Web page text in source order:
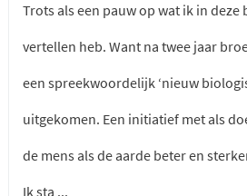
Trots als een pauw op wat ik in deze
vertellen heb. Want na twee jaar
een spreekwoordelijk ‘nieuw
uitgekomen. Een initiatief met als
de mens als de aarde beter en
Ik sta ...